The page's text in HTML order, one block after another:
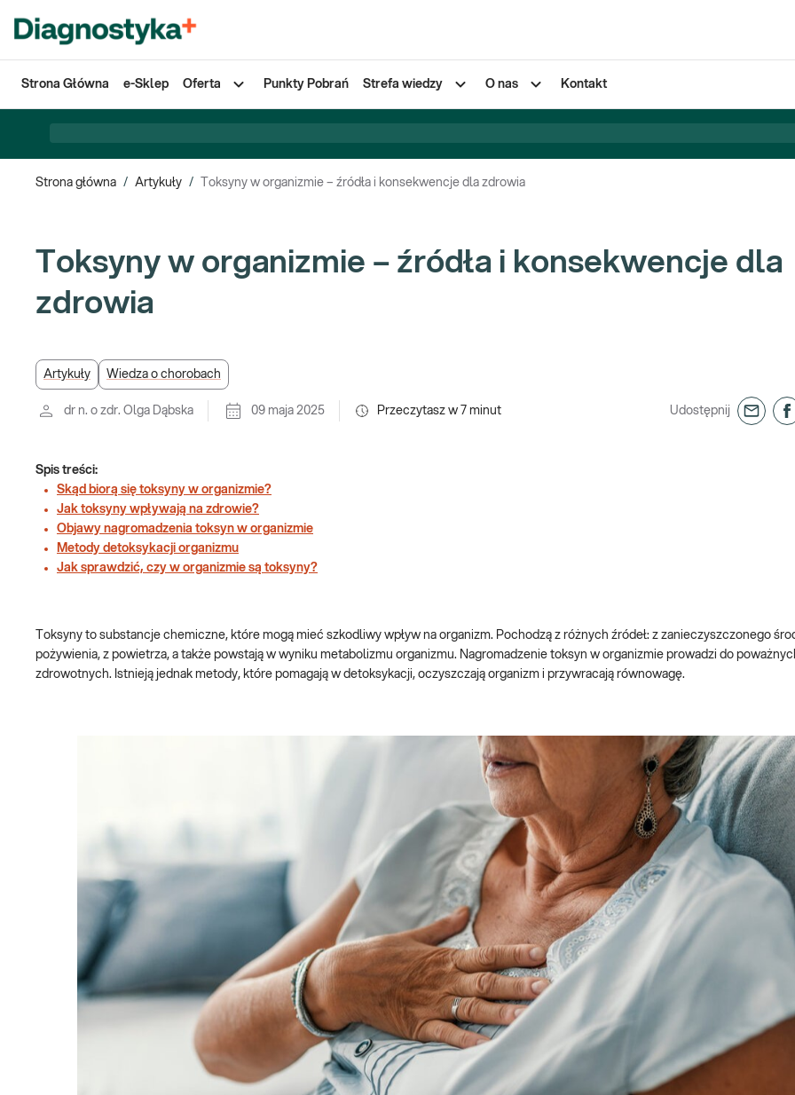
Strona Główna e-Sklep Oferta Punkty Pobrań Strefa wiedzy O nas Kontakt
Strona główna / Artykuły / Toksyny w organizmie – źródła i konsekwencje dla zdrowia
Toksyny w organizmie – źródła i konsekwencje dla
zdrowia
Artykuły Wiedza o chorobach
dr n. o zdr. Olga Dąbska 09 maja 2025 Przeczytasz w 7 minut Udostępnij
Spis treści:
Skąd biorą się toksyny w organizmie?
Jak toksyny wpływają na zdrowie?
Objawy nagromadzenia toksyn w organizmie
Metody detoksykacji organizmu
Jak sprawdzić, czy w organizmie są toksyny?
Toksyny to substancje chemiczne, które mogą mieć szkodliwy wpływ na organizm. Pochodzą z różnych źródeł: z zanieczyszczonego
pożywienia, z powietrza, a także powstają w wyniku metabolizmu organizmu. Nagromadzenie toksyn w organizmie prowadzi do
zdrowotnych. Istnieją jednak metody, które pomagają w detoksykacji, oczyszczają organizm i przywracają równowagę.